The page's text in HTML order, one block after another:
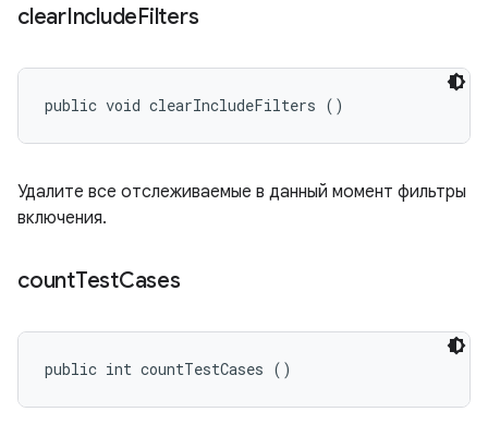
clearIncludeFilters
public void clearIncludeFilters ()
Удалите все отслеживаемые в данный момент фильтры
включения.
countTestCases
public int countTestCases ()